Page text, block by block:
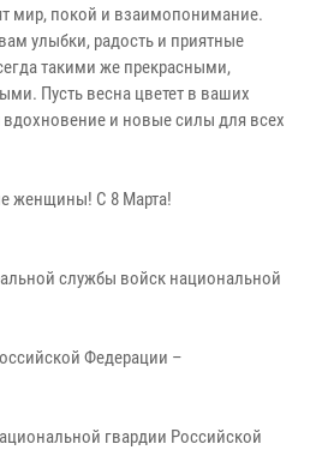
мир, покой и взаимопонимание.
улыбки, радость и приятные
такими же прекрасными,
Пусть весна цветет в ваших
вдохновение и новые силы для всех
женщины! С 8 Марта!
службы войск национальной
–
гвардии Российской